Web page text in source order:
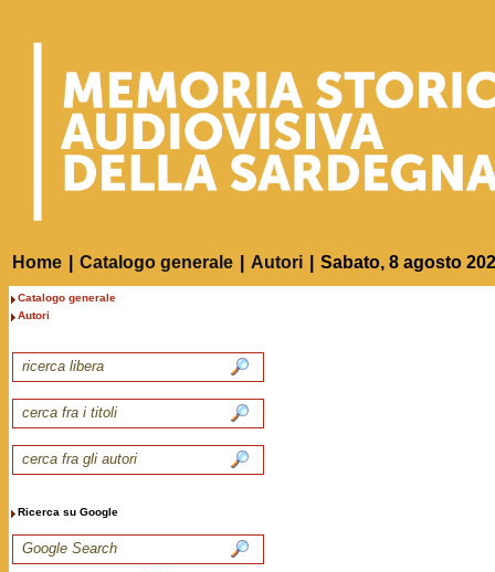
Home Catalogo generale Autori Sabato, 8 agosto
Catalogo generale
Autori
Ricerca su Google